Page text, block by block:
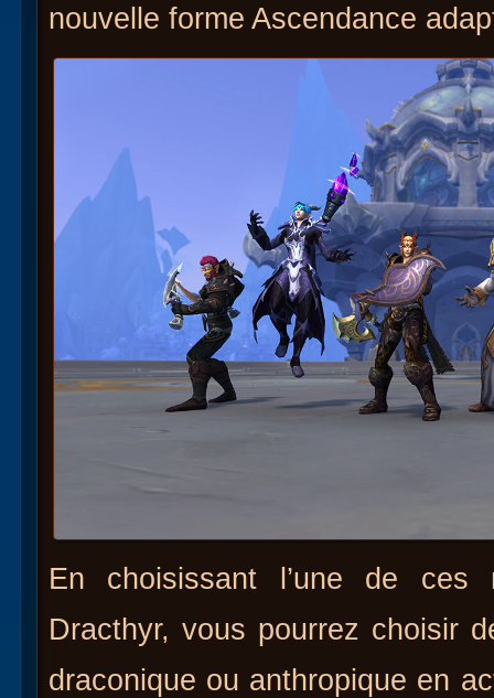
nouvelle forme Ascendance
En choisissant l’une de ces
Dracthyr, vous pourrez choisir
draconique ou anthropique en